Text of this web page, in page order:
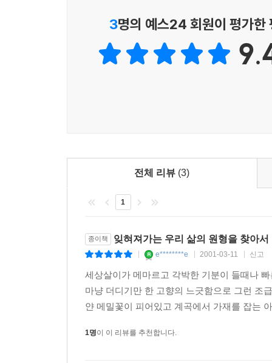
3명의 예스24 회원이 평가한
전체 리뷰 (3)
1
종이책 잊혀져가는 우리 삶의 원형을 찾아서
e********e 2001-03-11 신고
세상살이가 메마르고 각박한 기분이 들때나
마냥 더디기만 한 고향의 느긋함으로 그런 조
얀 메밀꽃이 피어있고 계곡에서 가재를 잡는
1명이 이 리뷰를 추천합니다.